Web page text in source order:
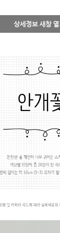
상세정보 새창 열